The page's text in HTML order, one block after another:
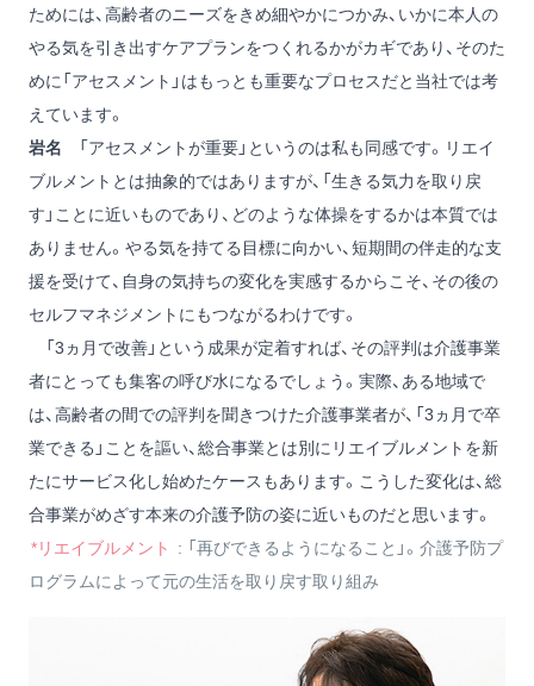
ためには、高齢者のニーズをきめ細やかにつかみ、いかに本人の
やる気を引き出すケアプランをつくれるかがカギであり、そのた
めに「アセスメント」はもっとも重要なプロセスだと当社では考
えています。
岩名 「アセスメントが重要」というのは私も同感です。リエイ
ブルメントとは抽象的ではありますが、「生きる気力を取り戻
す」ことに近いものであり、どのような体操をするかは本質では
ありません。やる気を持てる目標に向かい、短期間の伴走的な支
援を受けて、自身の気持ちの変化を実感するからこそ、その後の
セルフマネジメントにもつながるわけです。
「3ヵ月で改善」という成果が定着すれば、その評判は介護事業
者にとっても集客の呼び水になるでしょう。実際、ある地域で
は、高齢者の間での評判を聞きつけた介護事業者が、「3ヵ月で卒
業できる」ことを謳い、総合事業とは別にリエイブルメントを新
たにサービス化し始めたケースもあります。こうした変化は、総
合事業がめざす本来の介護予防の姿に近いものだと思います。
*リエイブルメント
: 「再びできるようになること」。介護予防プ
ログラムによって元の生活を取り戻す取り組み